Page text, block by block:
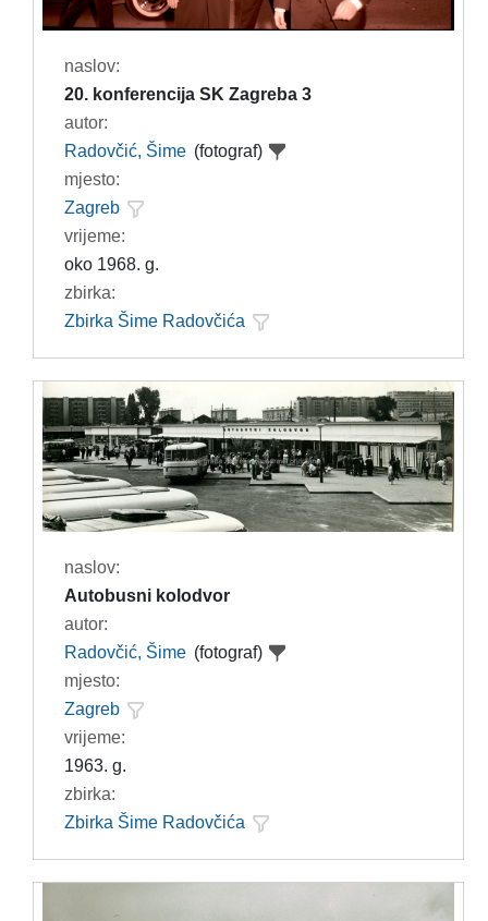
naslov:
20. konferencija SK Zagreba 3
autor:
Radovčić, Šime (fotograf)
mjesto:
Zagreb
vrijeme:
oko 1968. g.
zbirka:
Zbirka Šime Radovčića
naslov:
Autobusni kolodvor
autor:
Radovčić, Šime (fotograf)
mjesto:
Zagreb
vrijeme:
1963. g.
zbirka:
Zbirka Šime Radovčića